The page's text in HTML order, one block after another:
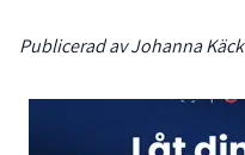
Publicerad av Johanna Käck